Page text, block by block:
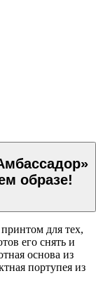
образе!
для тех,
его снять и
основа из
портупея из